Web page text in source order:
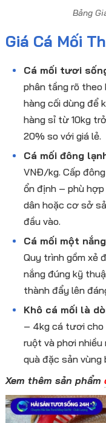
Bảng
Giá Cá Mối
Cá mối tươi
phân tầng rõ theo
hàng cối dùng để
hàng sỉ từ 10kg
20% so với giá lẻ.
Cá mối đông
VNĐ/kg. Cấp
ổn định – phù
dân hoặc cơ sở
đầu vào.
Cá mối một
Quy trình gồm xẻ
nắng đúng kỹ
thành đẩy lên
Khô cá mối là
– 4kg cá tươi cho
ruột và phơi
quà đặc sản vùng
Xem thêm sản phẩm